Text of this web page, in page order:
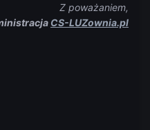
Z poważaniem,
CS-LUZownia.pl